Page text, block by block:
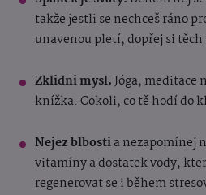
takže jestli se nechceš ráno
unavenou pletí, dopřej si
Zklidni mysl.Jóga, meditace
knížka. Cokoli, co tě hodí do
Nejez blbostia nezapomínej
vitamíny a dostatek vody,
regenerovat se i během